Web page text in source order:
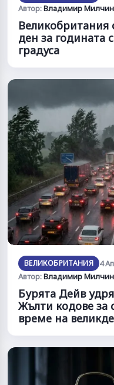
Автор:Владимир Милчин
Великобритания
ден за годината
градуса
ВЕЛИКОБРИТАНИЯ
4
Автор:Владимир Милчин
Бурята Дейв
Жълти кодове за
време на